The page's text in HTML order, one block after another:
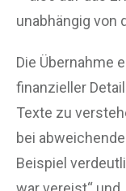
unabhängig von
Die Übernahme
finanzieller
Texte zu
bei
Beispiel